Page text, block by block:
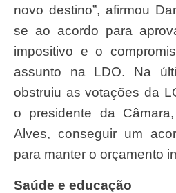
novo destino”, afirmou
se ao acordo para
impositivo e o
assunto na LDO. Na
obstruiu as votações da
o presidente da
Alves, conseguir um
para manter o orçamento
Saúde e educação